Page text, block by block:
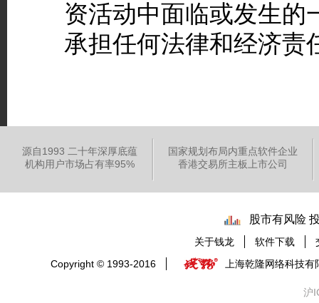
资活动中面临或发生的
承担任何法律和经济责
源自1993 二十年深厚底蕴
机构用户市场占有率95%
国家规划布局内重点软件企业
香港交易所主板上市公司
股市有风险
关于钱龙 软件下载
Copyright © 1993-2016
上海乾隆网络科技有
沪